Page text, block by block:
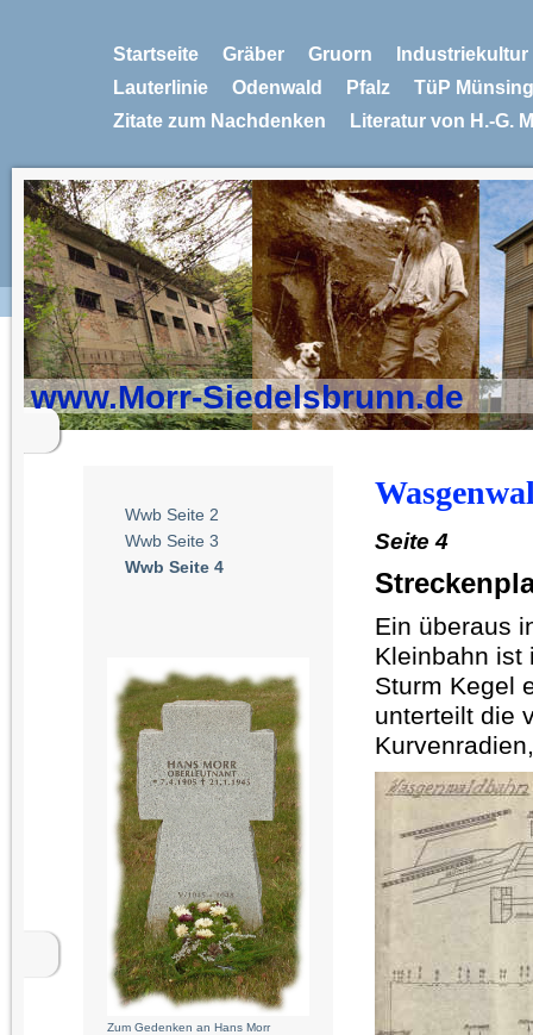
Startseite Gräber Gruorn
Industriekultur
Lauterlinie
Odenwald Pfalz
TüP
Zitate zum Nachdenken
Literatur von H.-G.
www.Morr-Siedelsbrunn.de
Wwb Seite 2
Wwb Seite 3
Wwb Seite 4
Zum Gedenken an Hans Morr
Seite 4
Ein überaus
Kleinbahn ist
Sturm Kegel
unterteilt die